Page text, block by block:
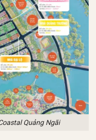
Quảng Ngãi